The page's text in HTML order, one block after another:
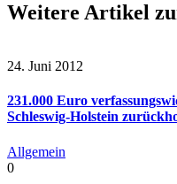
Weitere Artikel
24. Juni 2012
231.000 Euro
Schleswig-Holstein
Allgemein
0